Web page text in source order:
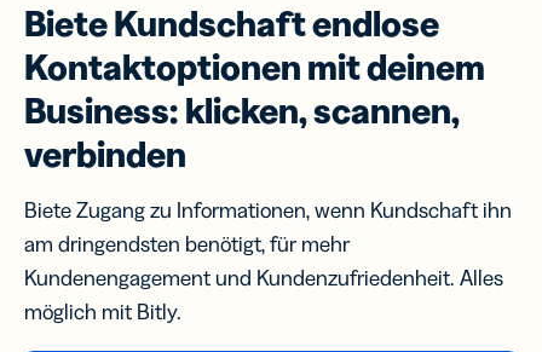
Biete Kundschaft endlose
Kontaktoptionen mit deinem
Business: klicken, scannen,
verbinden
Biete Zugang zu Informationen, wenn Kundschaft ihn
am dringendsten benötigt, für mehr
Kundenengagement und Kundenzufriedenheit. Alles
möglich mit Bitly.